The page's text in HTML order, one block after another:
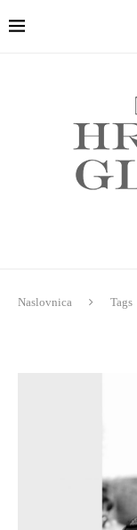
Naslovnica Tags